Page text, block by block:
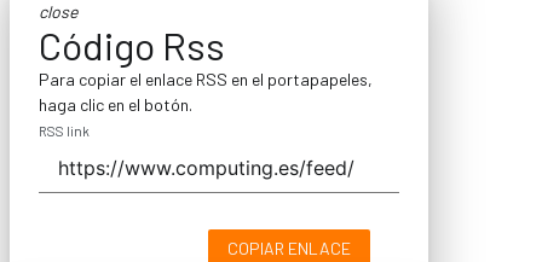
close
Código Rss
Para copiar el enlace RSS en el portapapeles,
haga clic en el botón.
RSS link
COPIAR ENLACE